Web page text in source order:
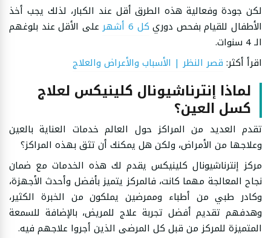
لكن جودة وفعالية هذه الطرق أقل عند الكبار، لذلك يجب أخذ
الأطفال للقيام بفحص دوري كل 6 أشهر
على الأقل عند بلوغهم
الـ 4 سنوات.
اقرأ أكثر: قصر النظر | الأسباب والأعراض والعلاج
لماذا إنترناشيونال كلينيكس لعلاج
كسل العين؟
تقدم العديد من المراكز حول العالم خدمات العناية بالعين
وعلاجها من الأمراض، ولكن هل يمكنك أن تثق بهذه المراكز؟
مركز إنترناشيونال كلينيكس يقدم لك هذه الخدمات مع ضمان
نجاح المعالجة مهما كانت، فالمركز يتميز بأفضل وأحدث الأجهزة،
وكادر طبي من أطباء وممرضين يملكون من الخبرة الكثير،
وهدفهم تقديم أفضل تجربة علاج للمريض، بالإضافة للسمعة
المتميزة للمركز من قبل كل المرضى الذين أجروا علاجهم فيه.